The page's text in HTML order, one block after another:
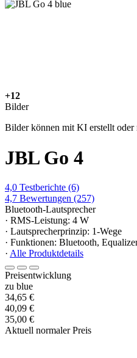
+12
Bilder
Bilder können mit KI erstellt
JBL Go 4
4,0 Testberichte (6)
4,7 Bewertungen (257)
Bluetooth-Lautsprecher
· RMS-Leistung: 4 W
· Lautsprecherprinzip: 1-Wege
· Funktionen: Bluetooth,
· Alle Produktdetails
Preisentwicklung
zu blue
34,65 €
40,09 €
35,00 €
Aktuell normaler Preis